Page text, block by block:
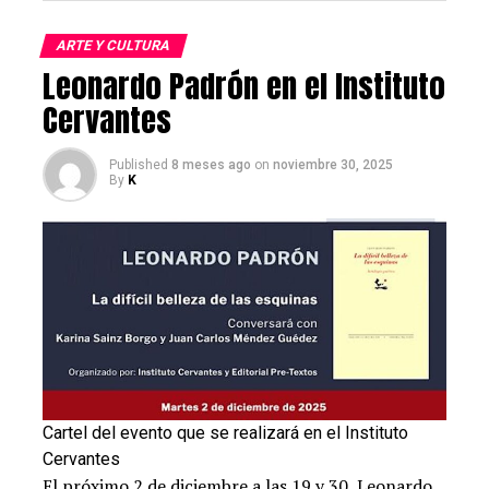
Participantes:
Imagen: research.gate.net
Carmen Ruiz Barrionuevo
Hispanoamericana en la Universidad de Salamanca, es
ARTE Y CULTURA
Leonardo Padrón en el Instituto
Cervantes
Published 8 meses ago on noviembre 30, 2025
By K
Cartel del evento que se realizará en el Instituto
Cervantes